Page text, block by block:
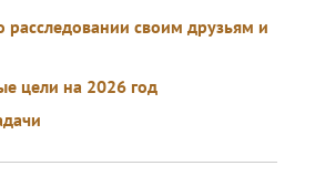
расследовании своим друзьям и
цели на 2026 год